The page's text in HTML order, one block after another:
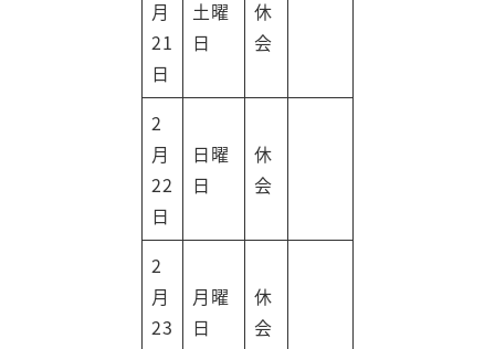
月
21
日
土曜
日
休
会
2
月
22
日
日曜
日
休
会
2
月
23
月曜
日
休
会